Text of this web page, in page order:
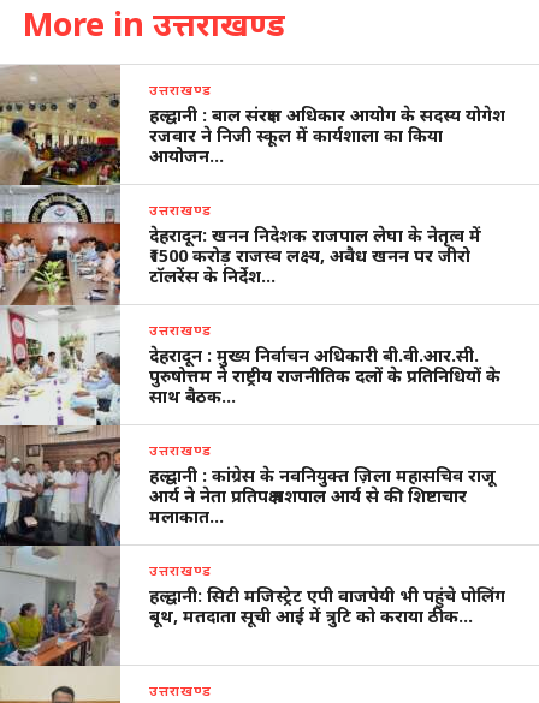
More in उत्तराखण्ड
उत्तराखण्ड
हल्द्वानी : बाल संरक्षण अधिकार आयोग के सदस्य योगेश
रजवार ने निजी स्कूल में कार्यशाला का किया
आयोजन…
उत्तराखण्ड
देहरादून: खनन निदेशक राजपाल लेघा के नेतृत्व में
₹1500 करोड़ राजस्व लक्ष्य, अवैध खनन पर जीरो
टॉलरेंस के निर्देश…
उत्तराखण्ड
देहरादून : मुख्य निर्वाचन अधिकारी बी.वी.आर.सी.
पुरुषोत्तम ने राष्ट्रीय राजनीतिक दलों के प्रतिनिधियों के
साथ बैठक…
उत्तराखण्ड
हल्द्वानी : कांग्रेस के नवनियुक्त ज़िला महासचिव राजू
आर्य ने नेता प्रतिपक्ष यशपाल आर्य से की शिष्टाचार
मलाकात…
उत्तराखण्ड
हल्द्वानी: सिटी मजिस्ट्रेट एपी वाजपेयी भी पहुंचे पोलिंग
बूथ, मतदाता सूची आई में त्रुटि को कराया ठीक…
उत्तराखण्ड